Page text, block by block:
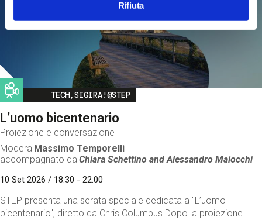
Rifiuta
Image
TECH,SIGIRA!@STEP
L’uomo bicentenario
Proiezione e conversazione
Modera Massimo Temporelli
accompagnato da Chiara Schettino andAlessandro Maiocchi
10 Set 2026 / 18:30 - 22:00
STEP presenta una serata speciale dedicata a "L’uomo
bicentenario", diretto da Chris Columbus.Dopo la proiezione